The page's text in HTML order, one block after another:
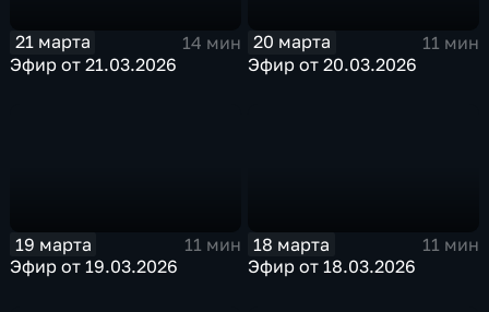
21 марта
14 мин
Эфир от 21.03.2026
20 марта
11 мин
Эфир от 20.03.2026
19 марта
11 мин
Эфир от 19.03.2026
18 марта
11 мин
Эфир от 18.03.2026